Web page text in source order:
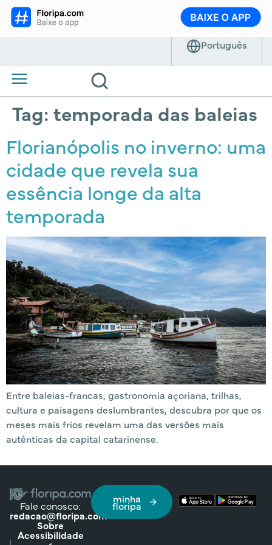
Tag: temporada das baleias
Florianópolis no inverno: uma
cidade que revela sua
essência longe da alta
temporada
Entre baleias-francas, gastronomia açoriana, trilhas,
cultura e paisagens deslumbrantes, descubra por que os
meses mais frios revelam uma das versões mais
autênticas da capital catarinense.
Fale conosco:
redacao@floripa.com
Sobre
Acessibilidade
minha
floripa